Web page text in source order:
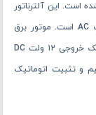
است. این آلترناتور
مجهز به پنل توزیع برق تک‌فاز ۲۲۰ ولت جریان متناوب AC است. موتور برق
۵.۵ کیلو وات ETQ دارای ۲ عدد خروجی تک‌فاز AC و یک خروجی ۱۲ ولت DC
و تثبیت اتوماتیک